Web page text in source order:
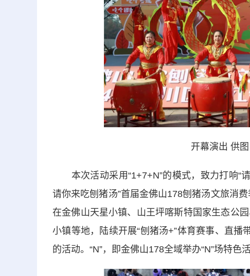
开幕演出 供
本次活动采用“1+7+N”的模式，致力打响“请
请你来吃刨猪汤”首届金佛山178刨猪汤文旅消
在金佛山天星小镇、山王坪喀斯特国家生态公
小镇等地，陆续开展“刨猪汤+”体育赛事、直
的活动。“N”，即金佛山178全域举办“N”场特色活